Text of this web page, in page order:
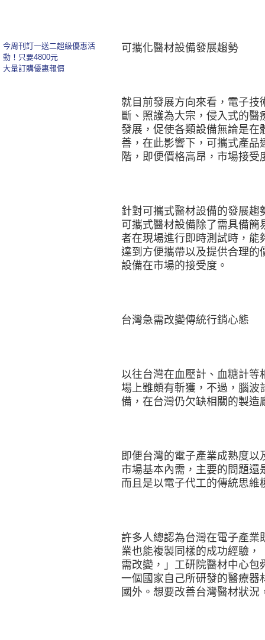
可攜化醫材設備發展趨勢
就目前發展方向來看，電子
斷、照護為大宗，侵入式的
發展，促使各類設備無論是在
善，在此影響下，可攜式產
階，即便價格高昂，市場接受
針對可攜式醫材設備的發展
可攜式醫材設備除了需具備
者在現場進行即時測試時，能
達到方便攜帶以及提供合理的
設備在市場的接受度。
台灣急需改變傳統行銷心態
以往台灣在血壓計、血糖計等
場上雖頗有斬獲，不過，腦波
備，在台灣仍欠缺相關的製造
即便台灣的電子產業成熟度
市場基本內需，主要的問題
而且是以電子代工的傳統思維
許多人總認為台灣在電子產業
業也能複製同樣的成功經驗
需改變，」工研院醫材中心
一個國家自己所研發的醫療器
國外。想要改善台灣醫材狀
今周刊訂一送二超級優惠活
動！只要4800元
大量訂購優惠報價